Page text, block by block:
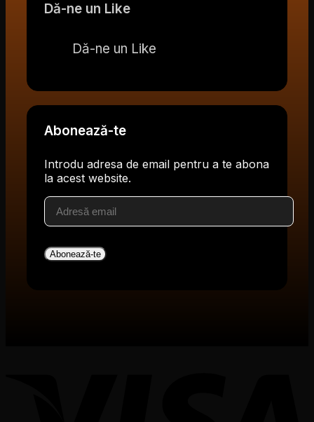
Dă-ne un Like
Dă-ne un Like
Abonează-te
Introdu adresa de email pentru a te abona
la acest website.
Adresă
email
Abonează-te